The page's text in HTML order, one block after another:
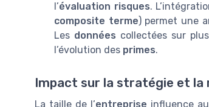
l’évaluation risques.
composite terme) permet une
Les données collectées sur
l’évolution des primes.
Impact sur la stratégie et la
La taille de l’entreprise influence